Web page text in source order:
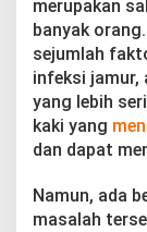
merupakan
banyak
sejumlah
infeksi jamur,
yang lebih
kaki yang
dan dapat
Namun, ada
masalah